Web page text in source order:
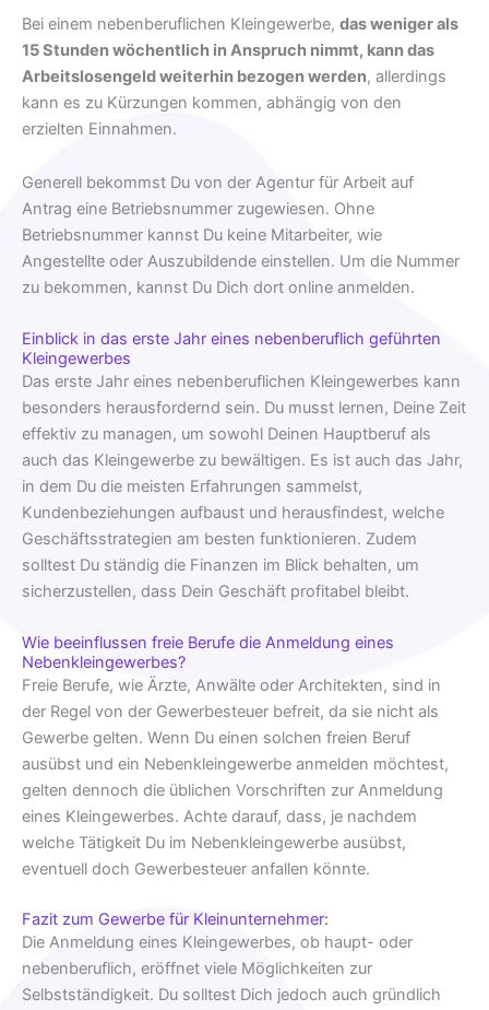
Bei einem nebenberuflichen Kleingewerbe, das weniger als
15 Stunden wöchentlich in Anspruch nimmt, kann das
Arbeitslosengeld weiterhin bezogen werden, allerdings
kann es zu Kürzungen kommen, abhängig von den
erzielten Einnahmen.
Generell bekommst Du von der Agentur für Arbeit auf
Antrag eine Betriebsnummer zugewiesen. Ohne
Betriebsnummer kannst Du keine Mitarbeiter, wie
Angestellte oder Auszubildende einstellen. Um die Nummer
zu bekommen, kannst Du Dich dort online anmelden.
Einblick in das erste Jahr eines nebenberuflich geführten
Kleingewerbes
Das erste Jahr eines nebenberuflichen Kleingewerbes kann
besonders herausfordernd sein. Du musst lernen, Deine Zeit
effektiv zu managen, um sowohl Deinen Hauptberuf als
auch das Kleingewerbe zu bewältigen. Es ist auch das Jahr,
in dem Du die meisten Erfahrungen sammelst,
Kundenbeziehungen aufbaust und herausfindest, welche
Geschäftsstrategien am besten funktionieren. Zudem
solltest Du ständig die Finanzen im Blick behalten, um
sicherzustellen, dass Dein Geschäft profitabel bleibt.
Wie beeinflussen freie Berufe die Anmeldung eines
Nebenkleingewerbes?
Freie Berufe, wie Ärzte, Anwälte oder Architekten, sind in
der Regel von der Gewerbesteuer befreit, da sie nicht als
Gewerbe gelten. Wenn Du einen solchen freien Beruf
ausübst und ein Nebenkleingewerbe anmelden möchtest,
gelten dennoch die üblichen Vorschriften zur Anmeldung
eines Kleingewerbes. Achte darauf, dass, je nachdem
welche Tätigkeit Du im Nebenkleingewerbe ausübst,
eventuell doch Gewerbesteuer anfallen könnte.
Fazit zum Gewerbe für Kleinunternehmer:
Die Anmeldung eines Kleingewerbes, ob haupt- oder
nebenberuflich, eröffnet viele Möglichkeiten zur
Selbstständigkeit. Du solltest Dich jedoch auch gründlich